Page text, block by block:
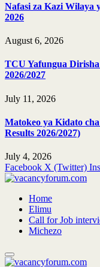
Nafasi za Kazi Wilaya
2026
August 6, 2026
TCU Yafungua
2026/2027
July 11, 2026
Matokeo ya Kidato
Results 2026/2027)
July 4, 2026
Facebook X (Twitter)
Home
Elimu
Call for Job
Michezo